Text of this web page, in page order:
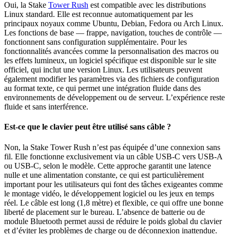
Oui, la Stake Tower Rush est compatible avec les distributions
Linux standard. Elle est reconnue automatiquement par les
principaux noyaux comme Ubuntu, Debian, Fedora ou Arch Linux.
Les fonctions de base — frappe, navigation, touches de contrôle —
fonctionnent sans configuration supplémentaire. Pour les
fonctionnalités avancées comme la personnalisation des macros ou
les effets lumineux, un logiciel spécifique est disponible sur le site
officiel, qui inclut une version Linux. Les utilisateurs peuvent
également modifier les paramètres via des fichiers de configuration
au format texte, ce qui permet une intégration fluide dans des
environnements de développement ou de serveur. L’expérience reste
fluide et sans interférence.
Est-ce que le clavier peut être utilisé sans câble ?
Non, la Stake Tower Rush n’est pas équipée d’une connexion sans
fil. Elle fonctionne exclusivement via un câble USB-C vers USB-A
ou USB-C, selon le modèle. Cette approche garantit une latence
nulle et une alimentation constante, ce qui est particulièrement
important pour les utilisateurs qui font des tâches exigeantes comme
le montage vidéo, le développement logiciel ou les jeux en temps
réel. Le câble est long (1,8 mètre) et flexible, ce qui offre une bonne
liberté de placement sur le bureau. L’absence de batterie ou de
module Bluetooth permet aussi de réduire le poids global du clavier
et d’éviter les problèmes de charge ou de déconnexion inattendue.